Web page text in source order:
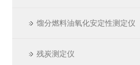
馏分燃料油氧化安定性测定仪
残炭测定仪